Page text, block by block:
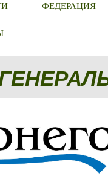
ФЕДЕРАЦИЯ